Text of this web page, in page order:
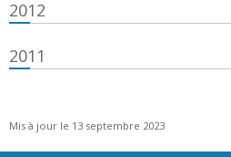
2012
2011
Mis à jour le 13 septembre 2023